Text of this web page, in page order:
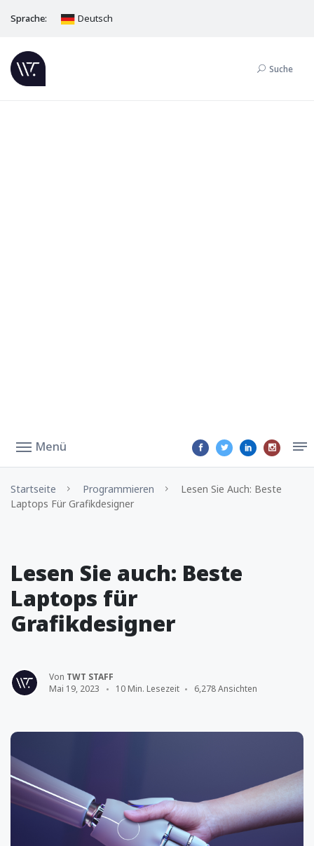
Sprache: Deutsch
Suche
Menü
Startseite Programmieren
Lesen Sie Auch: Beste
Laptops Für Grafikdesigner
Lesen Sie auch: Beste
Laptops für
Grafikdesigner
Von TWT STAFF
Mai 19, 2023
10 Min. Lesezeit 6,278 Ansichten